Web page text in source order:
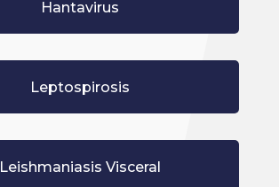
Hantavirus
Leptospirosis
Leishmaniasis Visceral